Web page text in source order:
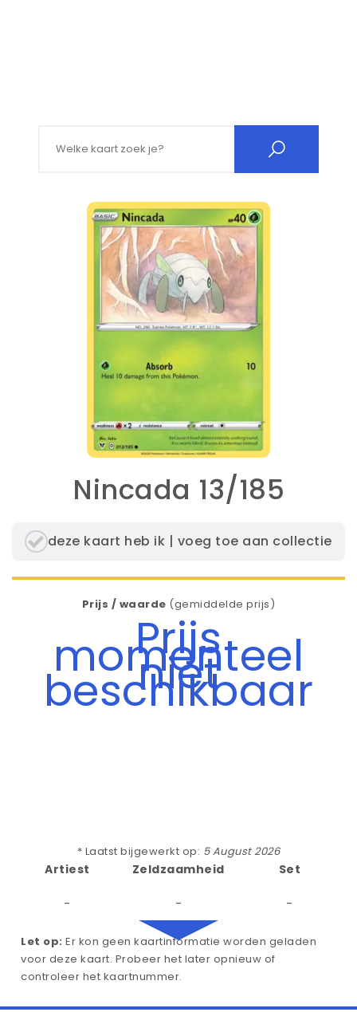
Nincada 13/185
deze kaart heb ik | voeg toe aan collectie
Prijs / waarde (gemiddelde prijs)
Prijs
momenteel
niet
beschikbaar
* Laatst bijgewerkt op: 5 August 2026
Artiest
-
Zeldzaamheid
-
Set
-
Let op: Er kon geen kaartinformatie worden geladen
voor deze kaart. Probeer het later opnieuw of
controleer het kaartnummer.